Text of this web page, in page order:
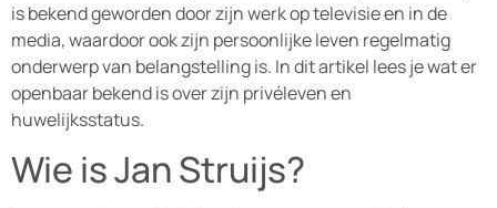
is bekend geworden door zijn werk op televisie en in de
media, waardoor ook zijn persoonlijke leven regelmatig
onderwerp van belangstelling is. In dit artikel lees je wat er
openbaar bekend is over zijn privéleven en
huwelijksstatus.
Wie is Jan Struijs?